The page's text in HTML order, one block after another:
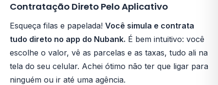
Contratação Direto Pelo Aplicativo
Esqueça filas e papelada! Você simula e contrata
tudo direto no app do Nubank. É bem intuitivo: você
escolhe o valor, vê as parcelas e as taxas, tudo ali na
tela do seu celular. Achei ótimo não ter que ligar para
ninguém ou ir até uma agência.